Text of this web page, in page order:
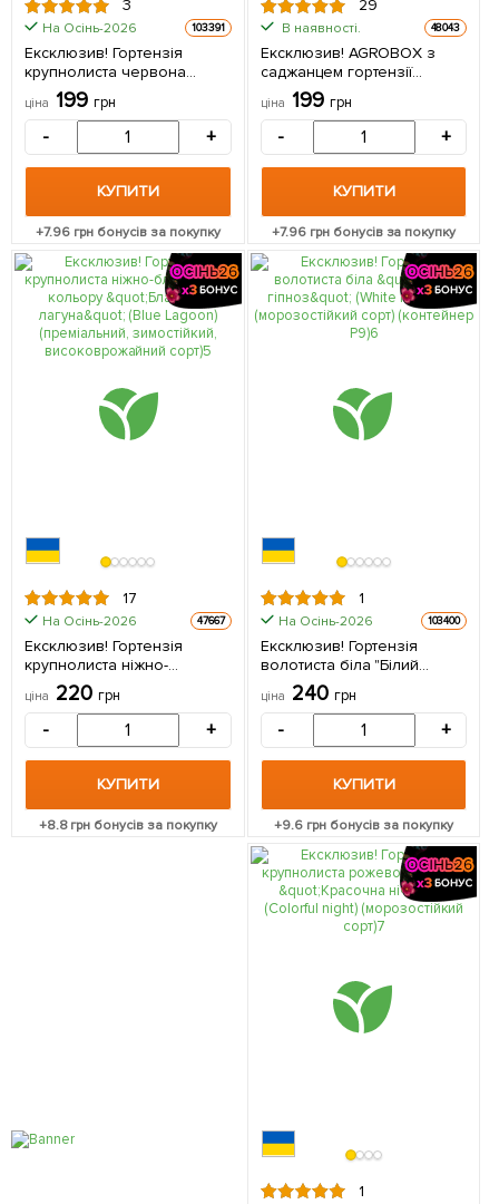
3
На Осінь-2026 103391
Ексклюзив! Гортензія
крупнолиста червона
"Червоний оксамит" (Red
velvet) (красиво квітучий
упаковці
ціна 199 грн
- +
КУПИТИ
+7.96 грн бонусів за покупку
29
В наявності. 48043
Ексклюзив! AGROBOX з
саджанцем гортензії
дивовижної краси 1 шт в
упаковці
ціна 199 грн
- +
КУПИТИ
+7.96грн бонусів за покупку
17
На Осінь-2026 47667
Ексклюзив! Гортензія
крупнолиста ніжно-
блакитного кольору
"Блакитна лагуна" (Blue
Lagoon) (преміальний,
зимостійкий,
високоврожайний сорт) 1
саджанець в упаковці
ціна 220 грн
- +
КУПИТИ
+8.8грн бонусів за покупку
1
На Осінь-2026 103400
Ексклюзив! Гортензія
волотиста біла "Білий
гіпноз" (White Hypnose)
(морозостійкий сорт)
(контейнер P9) 1 саджанець
в упаковці
ціна 240 грн
- +
КУПИТИ
+9.6 грн бонусів за покупку
1